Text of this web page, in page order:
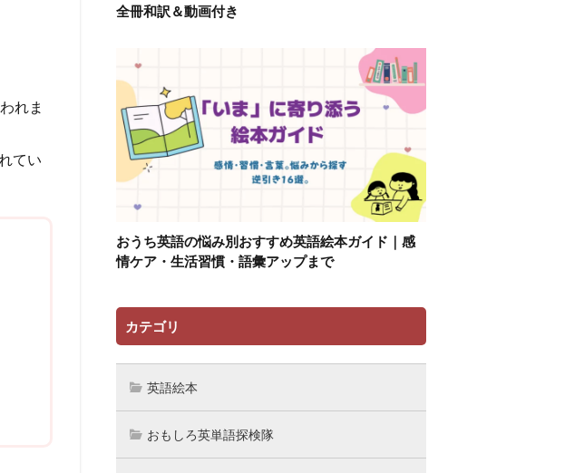
れま
てい
全冊和訳＆動画付き
おうち英語の悩み別おすすめ英語絵本ガイド｜感
情ケア・生活習慣・語彙アップまで
カテゴリ
英語絵本
おもしろ英単語探検隊